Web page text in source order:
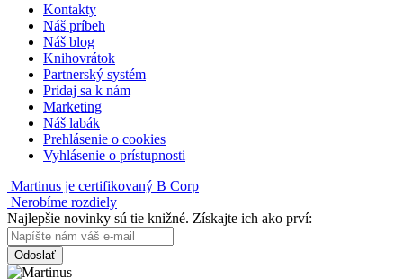
Kontakty
Náš príbeh
Náš blog
Knihovrátok
Partnerský systém
Pridaj sa k nám
Marketing
Náš labák
Prehlásenie o cookies
Vyhlásenie o prístupnosti
Martinus je certifikovaný B Corp
Nerobíme rozdiely
Najlepšie novinky sú tie knižné. Získajte ich ako prví:
Odoslať